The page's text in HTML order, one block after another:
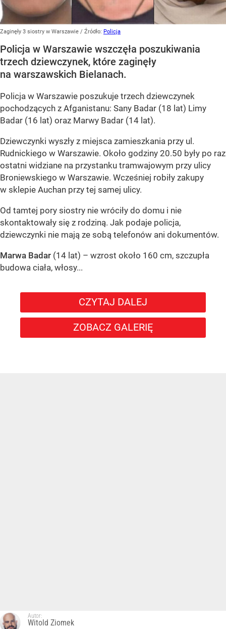
Zaginęły 3 siostry w Warszawie / Źródło: Policja
Policja w Warszawie wszczęła poszukiwania
trzech dziewczynek, które zaginęły
na warszawskich Bielanach.
Policja w Warszawie poszukuje trzech dziewczynek
pochodzących z Afganistanu: Sany Badar (18 lat) Limy
Badar (16 lat) oraz Marwy Badar (14 lat).
Dziewczynki wyszły z miejsca zamieszkania przy ul.
Rudnickiego w Warszawie. Około godziny 20.50 były po raz
ostatni widziane na przystanku tramwajowym przy ulicy
Broniewskiego w Warszawie. Wcześniej robiły zakupy
w sklepie Auchan przy tej samej ulicy.
Od tamtej pory siostry nie wróciły do domu i nie
skontaktowały się z rodziną. Jak podaje policja,
dziewczynki nie mają ze sobą telefonów ani dokumentów.
Marwa Badar (14 lat) – wzrost około 160 cm, szczupła
budowa ciała, włosy...
CZYTAJ DALEJ
ZOBACZ GALERIĘ
Autor:
Witold Ziomek